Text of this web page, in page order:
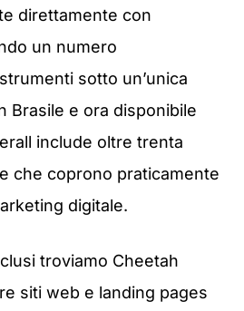
direttamente con
un numero
sotto un’unica
Brasile e ora disponibile
include oltre trenta
che coprono praticamente
digitale.
troviamo Cheetah
siti web e landing pages